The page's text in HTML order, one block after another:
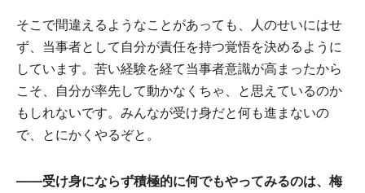
そこで間違えるようなことがあっても、人のせいにはせ
ず、当事者として自分が責任を持つ覚悟を決めるように
しています。苦い経験を経て当事者意識が高まったから
こそ、自分が率先して動かなくちゃ、と思えているのか
もしれないです。みんなが受け身だと何も進まないの
で、とにかくやるぞと。
――受け身にならず積極的に何でもやってみるのは、梅